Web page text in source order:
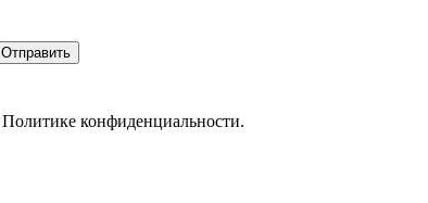
Отправить
Политике конфиденциальности.